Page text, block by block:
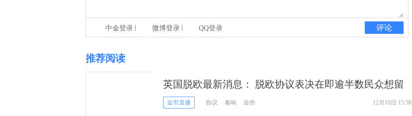
评论
中金登录 微博登录 QQ登录
推荐阅读
英国脱欧最新消息： 脱欧协议表决在即逾半数民众想留
下 避险来袭黄金奏响凯歌
金市直播 协议 奏响 金价 12月10日 15:58